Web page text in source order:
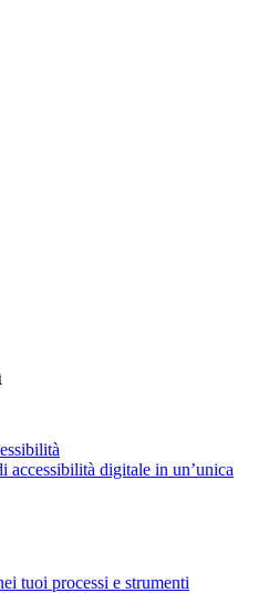
accessibilità digitale in un’unica
tuoi processi e strumenti